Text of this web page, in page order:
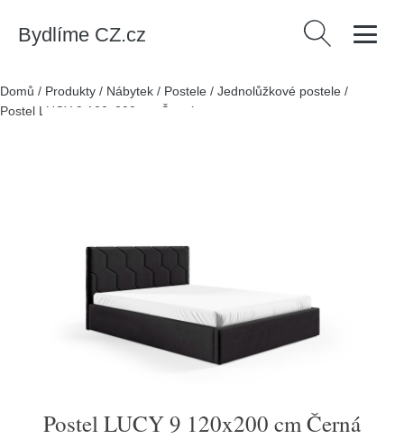
Bydlíme CZ.cz Vyhledávání
Domů / Produkty / Nábytek / Postele / Jednolůžkové postele /
Postel LUCY 9 120x200 cm Černá
Postel LUCY 9 120x200 cm Černá